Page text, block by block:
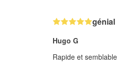
génial
Hugo G
Rapide et semblable